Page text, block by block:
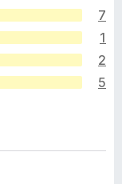
7
1
2
5